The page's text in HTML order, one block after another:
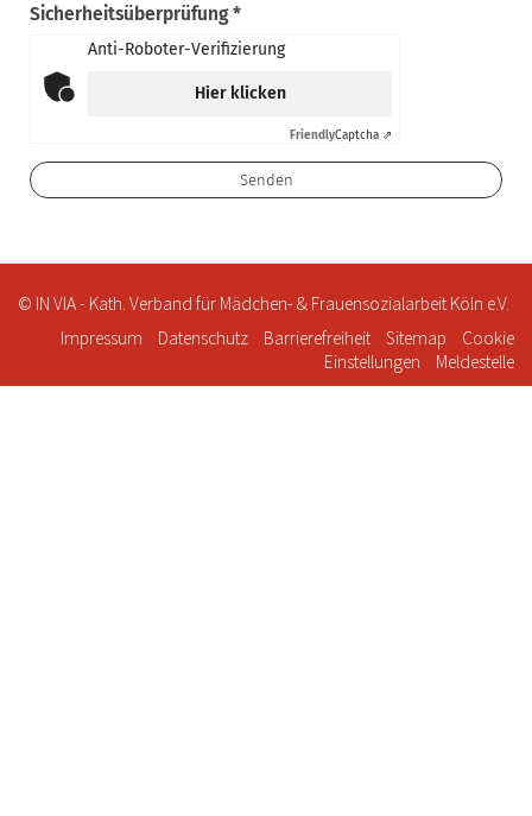
Sicherheitsüberprüfung *
Anti-Roboter-Verifizierung
Hier klicken
FriendlyCaptcha ⇗
© IN VIA - Kath. Verband für Mädchen- & Frauensozialarbeit Köln e.V.
Impressum
Datenschutz Barrierefreiheit Sitemap
Cookie
Einstellungen
Meldestelle